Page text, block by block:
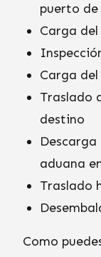
puerto
Carga
Carga
Traslado
destino
aduana
Traslado
Como